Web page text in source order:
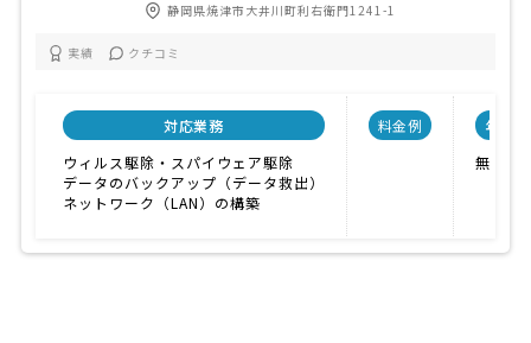
静岡県焼津市大井川町利右衛門1241-1
実績 クチコミ
対応業務
ウィルス駆除・スパイウェア駆除
データのバックアップ（データ救出）
ネットワーク（LAN）の構築
料金例
年間
無し